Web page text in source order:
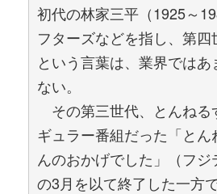
初代の林家三平（1925～
フターズなどを指し、第
という言葉は、業界では
ない。
その第三世代、とんねる
ギュラー番組だった「とん
んのおかげでした」（フジ
の3月を以て終了した一方